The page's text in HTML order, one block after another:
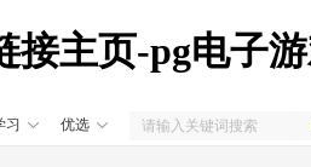
接主页-pg电子
习 优选